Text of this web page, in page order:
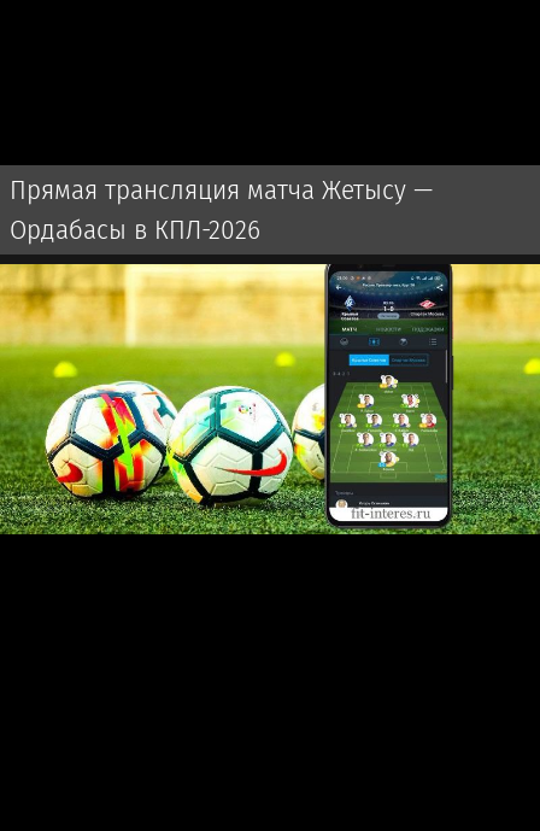
Прямая трансляция матча Жетысу —
Ордабасы в КПЛ-2026